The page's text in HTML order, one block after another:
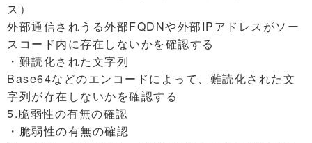
ス）
外部通信されうる外部FQDNや外部IPアドレスがソー
スコード内に存在しないかを確認する
・難読化された文字列
Base64などのエンコードによって、難読化された文
字列が存在しないかを確認する
5.脆弱性の有無の確認
・脆弱性の有無の確認